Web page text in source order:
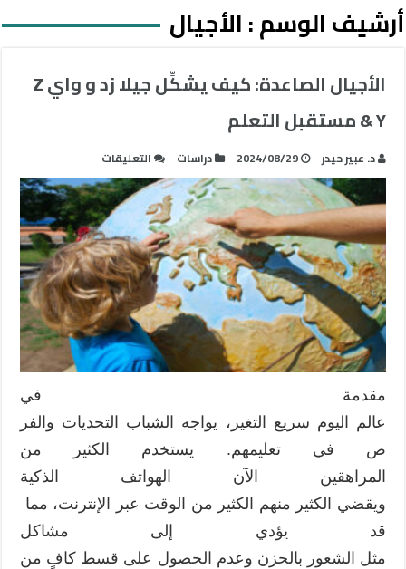
أرشيف الوسم :الأجيال
الأجيال الصاعدة: كيف يشكِّل جيلا زد و واي Z
& Y مستقبل التعلم
د. عبير حيدر 2024/08/29 دراسات التعليقات
الأجيال
الصاعدة:
كيف
يشكِّل
جيلا
زد
و
واي
Z
&
التعلم
مغلقة
مقدمة في
عالم اليوم سريع التغير، يواجه الشباب التحديات والفر
ص في تعليمهم. يستخدم الكثير من
المراهقين الآن الهواتف الذكية
ويقضي الكثير منهم الكثير من الوقت عبر الإنترنت، مما
قد يؤدي إلى مشاكل
مثل الشعور بالحزن وعدم الحصول على قسط كافٍ من